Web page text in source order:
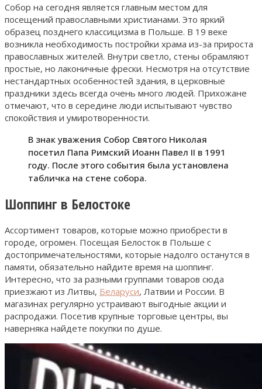
Собор на сегодня является главным местом для
посещений православными христианами. Это яркий
образец позднего классицизма в Польше. В 19 веке
возникла необходимость постройки храма из-за прироста
православных жителей. Внутри светло, стены обрамляют
простые, но лаконичные фрески. Несмотря на отсутствие
нестандартных особенностей здания, в церковные
праздники здесь всегда очень много людей. Прихожане
отмечают, что в середине люди испытывают чувство
спокойствия и умиротворенности.
В знак уважения Собор Святого Николая
посетил Папа Римский Иоанн Павел II в 1991
году. После этого события была установлена
табличка на стене собора.
Шоппинг в Белостоке
Ассортимент товаров, которые можно приобрести в
городе, огромен. Посещая Белосток в Польше с
достопримечательностями, которые надолго останутся в
памяти, обязательно найдите время на шоппинг.
Интересно, что за разными группами товаров сюда
приезжают из Литвы, Беларуси, Латвии и России. В
магазинах регулярно устраивают выгодные акции и
распродажи. Посетив крупные торговые центры, вы
наверняка найдете покупки по душе.